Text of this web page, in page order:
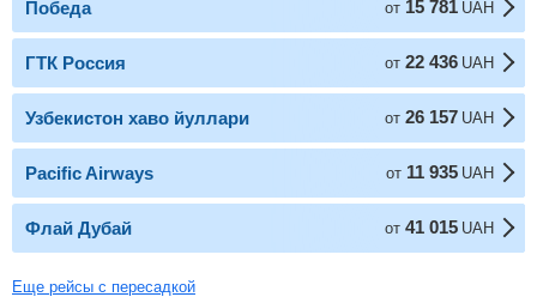
Победа от 15 781 UAH
ГТК Россия от 22 436 UAH
Узбекистон хаво йуллари от 26 157 UAH
Pacific Airways от 11 935 UAH
Флай Дубай от 41 015 UAH
Еще рейсы с пересадкой